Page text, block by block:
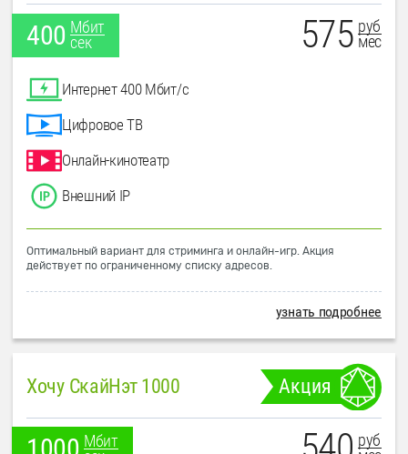
400 Мбит
сек
575 руб
мес
Интернет 400 Мбит/с
Цифровое ТВ
Онлайн-кинотеатр
Внешний IP
Оптимальный вариант для стриминга и онлайн-игр. Акция
действует по ограниченному списку адресов.
узнать подробнее
Хочу СкайНэт 1000 Акция
Мбит
руб